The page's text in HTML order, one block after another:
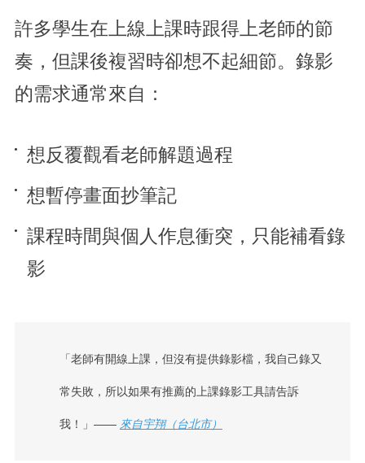
許多學生在上線上課時跟得上老師的節
奏，但課後複習時卻想不起細節。錄影
的需求通常來自：
想反覆觀看老師解題過程
想暫停畫面抄筆記
課程時間與個人作息衝突，只能補看錄
影
「老師有開線上課，但沒有提供錄影檔，我自己錄又
常失敗，所以如果有推薦的上課錄影工具請告訴
我！」—— 來自宇翔（台北市）